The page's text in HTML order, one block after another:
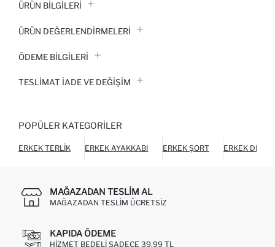
ÜRÜN BILGILERI
ÜRÜN DEĞERLENDİRMELERİ
ÖDEME BİLGİLERİ
TESLIMAT İADE VE DEĞIŞIM
POPÜLER KATEGORILER
ERKEK TERLIK ERKEK AYAKKABI ERKEK ŞORT ERKEK DIŞ
MAĞAZADAN TESLIM AL
MAĞAZADAN TESLIM ÜCRETSIZ
KAPIDA ÖDEME
HIZMET BEDELI SADECE 39,99 TL